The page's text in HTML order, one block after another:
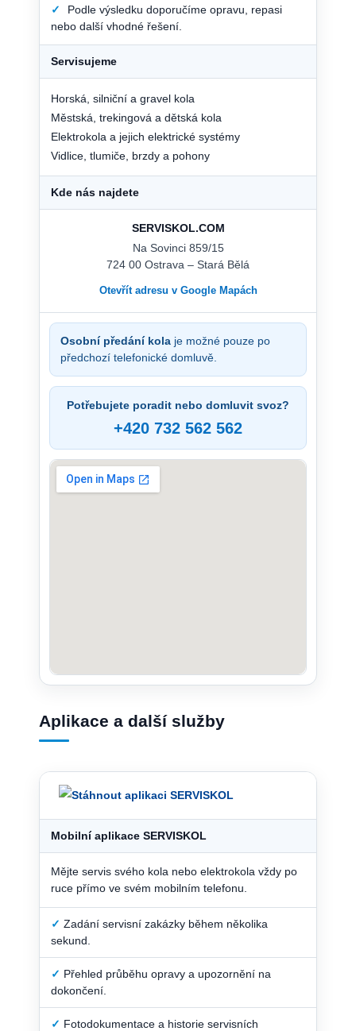
✓
Podle výsledku doporučíme opravu, repasi
nebo další vhodné řešení.
Servisujeme
Horská, silniční a gravel kola
Městská, trekingová a dětská kola
Elektrokola a jejich elektrické systémy
Vidlice, tlumiče, brzdy a pohony
Kde nás najdete
SERVISKOL.COM
Na Sovinci 859/15
724 00 Ostrava – Stará Bělá
Otevřít adresu v Google Mapách
Osobní předání kola je možné pouze po
předchozí telefonické domluvě.
Potřebujete poradit nebo domluvit svoz?
+420 732 562 562
Aplikace a další služby
Mobilní aplikace SERVISKOL
Mějte servis svého kola nebo elektrokola vždy po
ruce přímo ve svém mobilním telefonu.
✓ Zadání servisní zakázky během několika
sekund.
✓ Přehled průběhu opravy a upozornění na
dokončení.
✓ Fotodokumentace a historie servisních